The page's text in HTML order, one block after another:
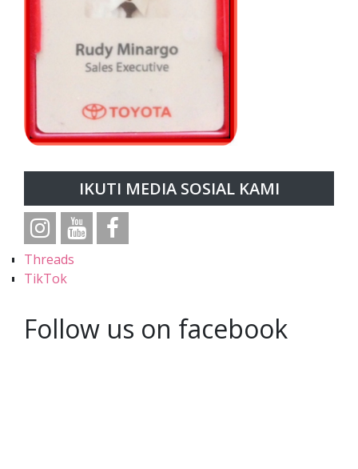
IKUTI MEDIA SOSIAL KAMI
Threads
TikTok
Follow us on facebook